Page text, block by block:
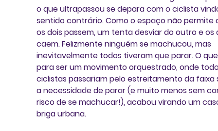
o que ultrapassou se depara com o ciclista
sentido contrário. Como o espaço não permite
os dois passem, um tenta desviar do outro e os
caem. Felizmente ninguém se machucou, mas
inevitavelmente todos tiveram que parar. O
para ser um movimento orquestrado, onde
ciclistas passariam pelo estreitamento da faixa
a necessidade de parar (e muito menos sem
risco de se machucar!), acabou virando um
briga urbana.